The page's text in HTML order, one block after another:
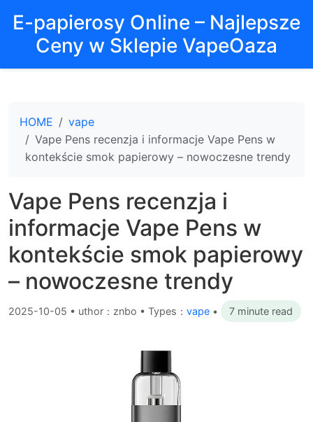
E-papierosy Online – Najlepsze
Ceny w Sklepie VapeOaza
HOME
vape
Vape Pens recenzja i informacje Vape Pens w
kontekście smok papierowy – nowoczesne trendy
Vape Pens recenzja i
informacje Vape Pens w
kontekście smok papierowy
– nowoczesne trendy
2025-10-05 • uthor：znbo • Types： vape • 7 minute read